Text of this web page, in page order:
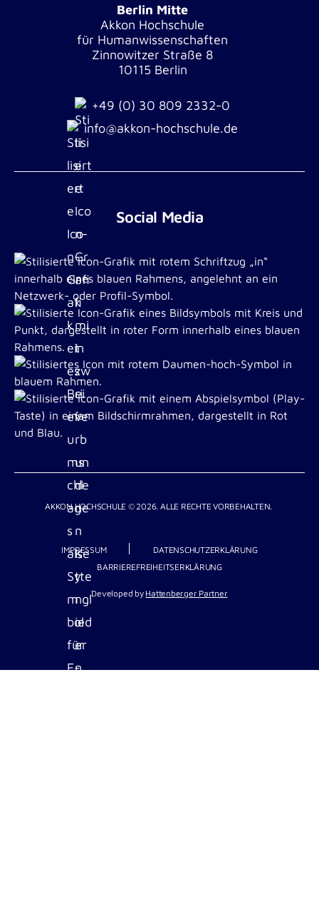
Berlin Mitte
Akkon Hochschule
für Humanwissenschaften
Zinnowitzer Straße 8
10115 Berlin
+49 (0) 30 809 2332-0
info@akkon-hochschule.de
Social Media
AKKON HOCHSCHULE © 2026. ALLE RECHTE VORBEHALTEN.
IMPRESSUM
DATENSCHUTZERKLÄRUNG
BARRIEREFREIHEITSERKLÄRUNG
Developed by Hattenberger Partner